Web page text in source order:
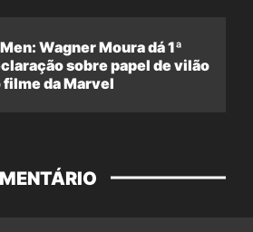
Wagner Moura dá 1ª
sobre papel de vilão
filme da Marvel